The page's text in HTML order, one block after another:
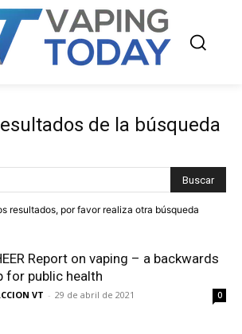
de la búsqueda
resultados, por favor realiza otra búsqueda
Report on vaping – a backwards
for public health
VT - 29 de abril de 2021 0